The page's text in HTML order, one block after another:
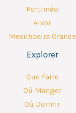
Portimão
Alvor
Mexilhoeira Grande
Explorer
Que Faire
Où Manger
Où Dormir